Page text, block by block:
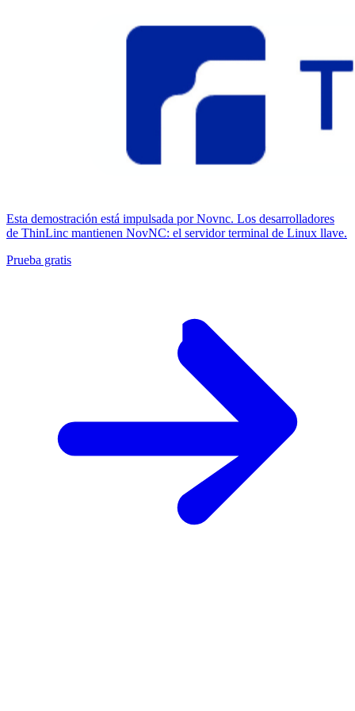
Esta demostración está impulsada por Novnc. Los desarrolladores
de ThinLinc mantienen NovNC: el servidor terminal de Linux llave.
Prueba gratis